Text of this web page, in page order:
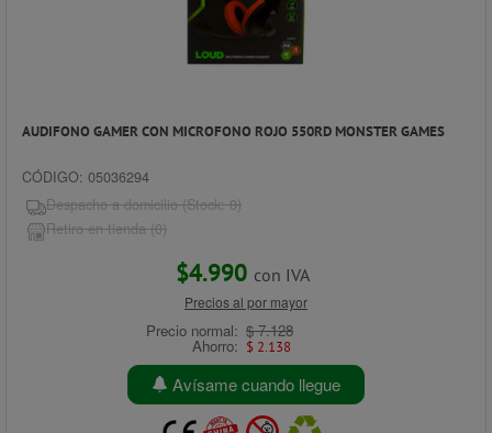
AUDIFONO GAMER CON MICROFONO ROJO 550RD MONSTER GAMES
CÓDIGO: 05036294
Despacho a domicilio (Stock: 0)
Retiro en tienda (0)
$4.990 con IVA
Precios al por mayor
Precio normal: $ 7.128
Ahorro: $ 2.138
Avísame cuando llegue